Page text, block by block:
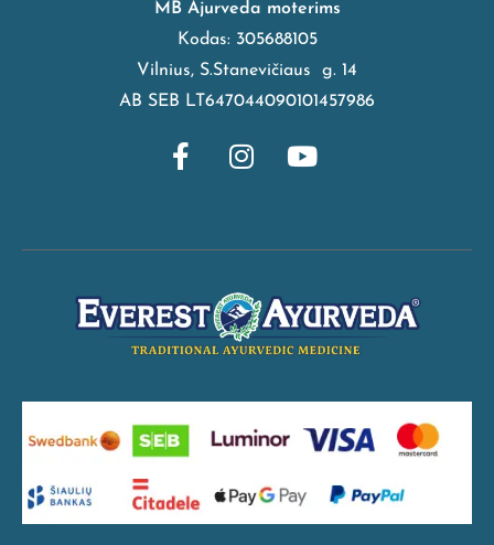
MB Ajurveda moterims
Kodas: 305688105
Vilnius, S.Stanevičiaus g. 14
AB SEB LT647044090101457986